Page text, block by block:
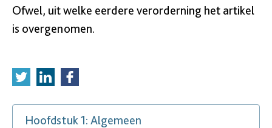
Ofwel, uit welke eerdere verorderning het artikel
is overgenomen.
Hoofdstuk 1: Algemeen